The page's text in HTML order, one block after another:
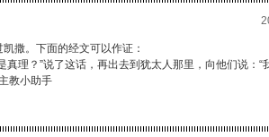
撒。下面的经文可以作证：
真理？”说了这话，再出去到犹太人那里，向他们说：
教小助手